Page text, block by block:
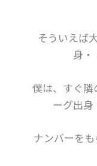
そういえば
身・
僕は、すぐ隣
ーグ出
ナンバーを